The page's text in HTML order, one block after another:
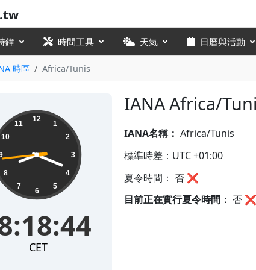
鐘 時間工具 天氣 日曆與活動
時區 Africa/Tunis
IANA Africa/
12
1
2
3
4
5
6
7
8
10
11
CET
IANA名稱： Africa/Tunis
標準時差：UTC +01:00
夏令時間： 否 ❌
目前正在實行夏令時間： 否 ❌